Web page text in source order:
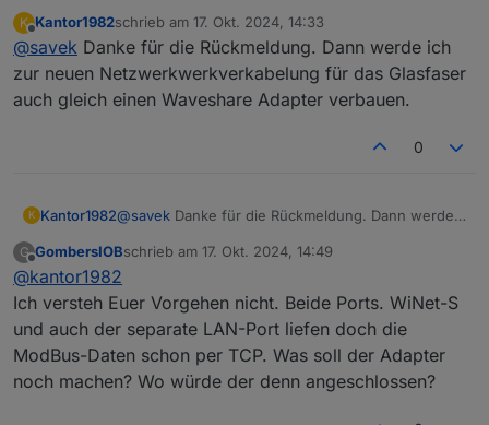
Dazu gibt es auch noch eine neue Version der Register-
Beschreibung von Sungrow die auch die Register (e.g.
MPPT3) des SH15T/SH20T enthält. Zu finden in der
OpenHAB community
K
Offline
Kantor1982schrieb am 17. Okt. 2024, 14:33
zuletzt editiert von
@savek Danke für die Rückmeldung. Dann werde ich
zur neuen Netzwerkwerkverkabelung für das Glasfaser
auch gleich einen Waveshare Adapter verbauen.
0
K Kantor1982@savek Danke für die Rückmeldung. Dann werde
Glasfaser auch gleich einen Waveshare Adapter
verbauen.
G
Offline
GombersIOBschrieb am 17. Okt. 2024, 14:49
zuletzt editiert von
@kantor1982
Ich versteh Euer Vorgehen nicht. Beide Ports. WiNet-S
und auch der separate LAN-Port liefen doch die
ModBus-Daten schon per TCP. Was soll der Adapter
noch machen? Wo würde der denn angeschlossen?